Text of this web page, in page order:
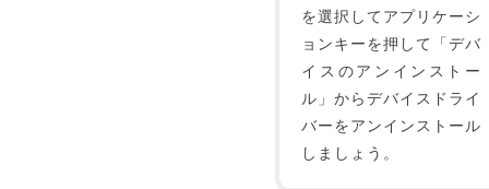
を選択してアプリケーシ
ョンキーを押して「デバ
イスのアンインストー
ル」からデバイスドライ
バーをアンインストール
しましょう。